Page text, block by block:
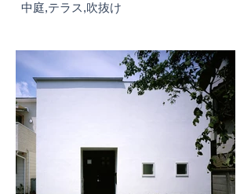
中庭,テラス,吹抜け